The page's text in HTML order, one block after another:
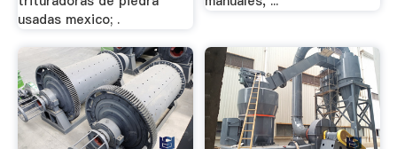
usadas mexico; .